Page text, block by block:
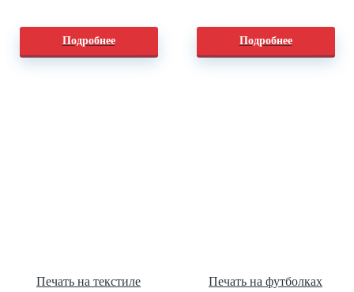
Подробнее Подробнее
Печать на текстиле Печать на футболках